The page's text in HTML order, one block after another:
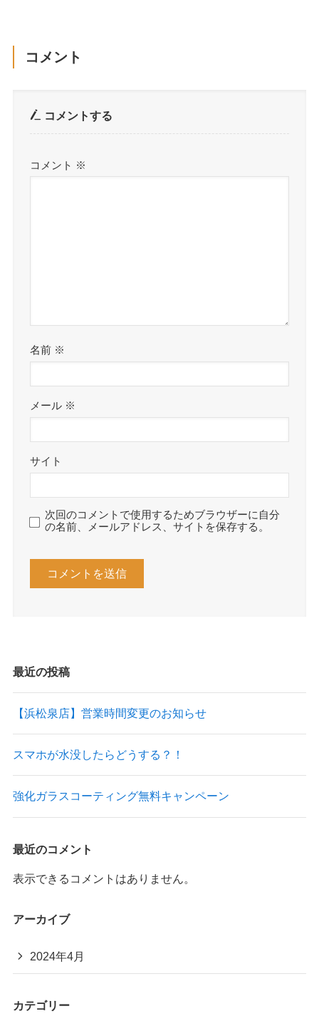
コメント
コメントする
コメント ※
名前 ※
メール ※
サイト
次回のコメントで使用するためブラウザーに自分
の名前、メールアドレス、サイトを保存する。
最近の投稿
【浜松泉店】営業時間変更のお知らせ
スマホが水没したらどうする？！
強化ガラスコーティング無料キャンペーン
最近のコメント
表示できるコメントはありません。
アーカイブ
2024年4月
カテゴリー